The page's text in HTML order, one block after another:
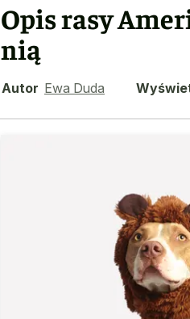
Opis rasy
nią
Autor Ewa Duda